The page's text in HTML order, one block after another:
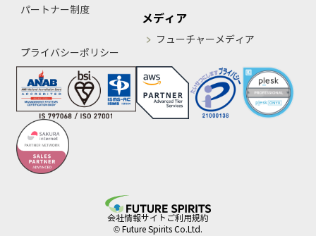
パートナー制度
プライバシーポリシー
メディア
フューチャーメディア
会社情報サイトご利用規約
© Future Spirits Co.Ltd.